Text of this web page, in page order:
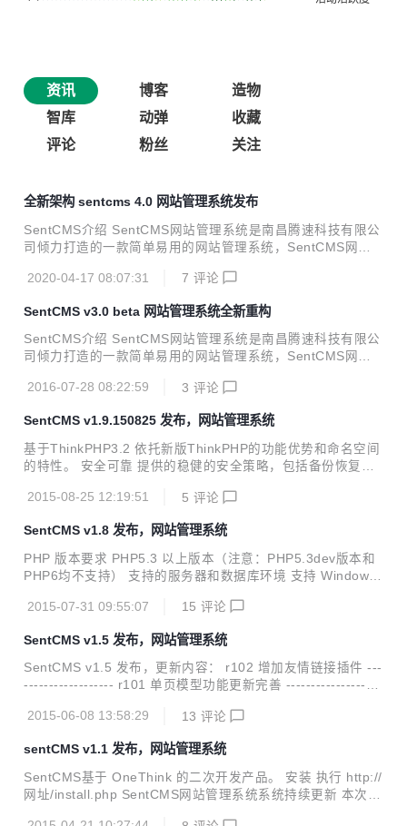
资讯 博客
造物
智库
动弹
收藏
评论
粉丝 关注
全新架构 sentcms 4.0 网站管理系统发布
SentCMS介绍 SentCMS网站管理系统是南昌腾速科技有限公
司倾力打造的一款简单易用的网站管理系统，SentCMS网站
质，秉承“大道至简”的设计理念。SnetCMS为网站建设而生，
出完美的网站，而如此完美的系统还是完全开源的。 环境要求
生产环境建议Linux+Nginx+php+mysql 建议PHP7+ 安装 为
了保证系统的安全性，系统根目录移至public目录下，把程序
向web目录下，然后通过composer把...
2020-04-17 08:07:31 7 评论
SentCMS v3.0 beta 网站管理系统全新重构
SentCMS介绍 SentCMS网站管理系统是南昌腾速科技有限公
司倾力打造的一款简单易用的网站管理系统，SentCMS网站
质，秉承“大道至简”的设计理念。SnetCMS为网站建设而生，
出完美的网站，而如此完美的系统还是完全开源的。 安装 目
前暂无安装文件，可按以下方法安装： 第一步、修改数据库配
置文件 application/database.php 第二步、通过数据库导入
第三步、登录后台...
2016-07-28 08:22:59 3 评论
SentCMS v1.9.150825 发布，网站管理系统
基于ThinkPHP3.2 依托新版ThinkPHP的功能优势和命名空间
的特性。 安全可靠 提供的稳健的安全策略，包括备份恢复，
保证系统安全，可靠，稳定的运行。 应用仓库 官方应用仓库
源社区的贡献，让你的网站“One”美无缺！ 开源免费 代码遵
循Apache2开源协议，并且免费使用，对商业用户友好。 模
块化开发 全新的架构和模块化的开发机制，便于灵活扩展和二
群体用户的行为进行记录及分享，为您的运营决策提供有效参
2015-08-25 12:19:51 5 评论
SentCMS v1.8 发布，网站管理系统
PHP 版本要求 PHP5.3 以上版本（注意：PHP5.3dev版本和
PHP6均不支持） 支持的服务器和数据库环境 支持 Windows/
多种WEB服务器和模式 支持 Mysql、MsSQL、PgSQL、Sqlit
基于ThinkPHP3.2 依托新版ThinkPHP的功能优势和命名空间
的特性，官方七年磨一剑，用心打造。更高，更快，更强！ 安
全可靠 提供的稳健的安全策略，包括备份恢复，容错，防止恶
2015-07-31 09:55:07 15 评论
SentCMS v1.5 发布，网站管理系统
SentCMS v1.5 发布，更新内容： r102 增加友情链接插件 ---
------------------ r101 单页模型功能更新完善 -------------------
善 --------------------- r98 数据库更新 --------------------- r97
g --------------------- r95 jquery.min.js版本切换至1.8 ...
2015-06-08 13:58:29 13 评论
sentCMS v1.1 发布，网站管理系统
SentCMS基于 OneThink 的二次开发产品。 安装 执行 http://
网址/install.php SentCMS网站管理系统系统持续更新 本次更